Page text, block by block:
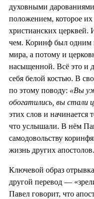
духовными
положением, которое
христианских церквей.
чем. Коринф был одним
мира, а потому и
насыщенной. Всё это и
себя белой костью. В
по этому поводу: «Вы
обогатились, вы стали
этих слов и начинается
что услышали. В нём
самодовольству
жизнь других апостолов.
Ключевой образ
другой перевод —
Павел говорит, что